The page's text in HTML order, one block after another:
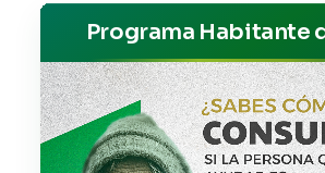
Programa Habitante